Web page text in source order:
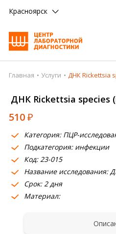
Красноярск
Главная
Анализы
Врачи
Получить результат
Пациентам
О компании
Где сдать
Главная Услуги ДНК Rickettsia
ДНК Rickettsia species
510₽
Категория: ПЦР-
Подкатегория: инфекции
Код: 23-015
Название исследования:
Срок: 2 дня
Материал: